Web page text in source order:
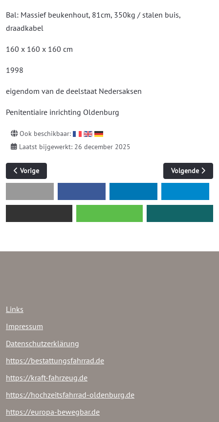
Bal: Massief beukenhout, 81cm, 350kg / stalen buis,
draadkabel
160 x 160 x 160 cm
1998
eigendom van de deelstaat Nedersaksen
Penitentiaire inrichting Oldenburg
Ook beschikbaar:
Laatst bijgewerkt: 26 december 2025
Vorig artikel: Het afwikkelen van cirkels
Vorige Volgende
Volgende
Links
Impressum
Datenschutzerklärung
https://bestattungsfahrrad.de
https://kraft-fahrzeug.de
https://hochzeitsfahrrad-oldenburg.de
https://europa-bewegbar.de